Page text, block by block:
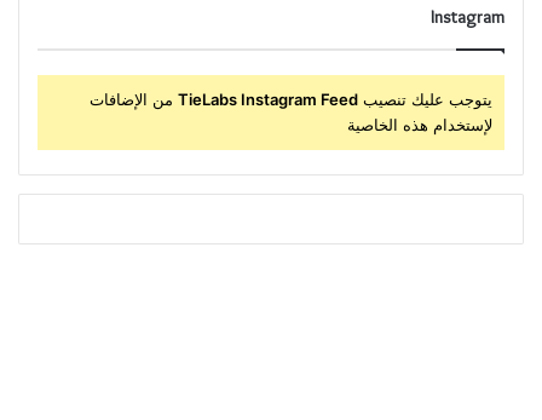
Instagram
يتوجب عليك تنصيب TieLabs Instagram Feed من الإضافات
لإستخدام هذه الخاصية